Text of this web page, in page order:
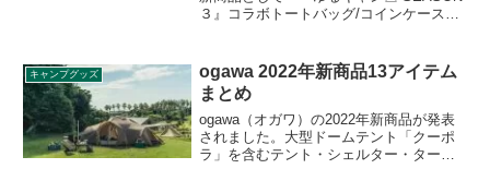
３』コラボトートバッグ/コインケース」
グッズで、2024年3月中旬から店舗限定販
売となります。詳細をレビューします。
キャンプグッズ
ogawa 2022年新商品13アイテム
まとめ
ogawa（オガワ）の2022年新商品が発表
されました。大型ドームテント「クーポ
ラ」を含むテント・シェルター・タープ